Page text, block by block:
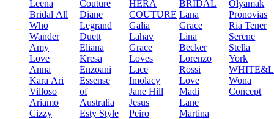
Leena
Bridal All
Who
Wander
Amy
Love
Anna
Kara Ari
Villoso
Ariamo
Cizzy
Couture
Diane
Legrand
Duett
Eliana
Kresa
Enzoani
Essense
of
Australia
Esty Style
HERA
COUTURE
Galia
Lahav
Grace
Loves
Lace
Imolacy
Jane Hill
Jesus
Peiro
BRIDAL
Lana
Grace
Lina
Becker
Lorenzo
Rossi
Love
Madi
Lane
Martina
Olyamak
Pronovias
Ria Tener
Serene
Stella
York
Wona
Concept